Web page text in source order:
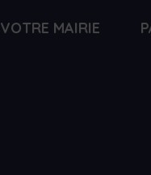
VOTRE MAIRIE